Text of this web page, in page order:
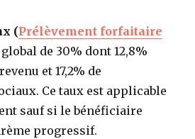
(Prélèvement forfaitaire
de 30% dont 12,8%
et 17,2% de
Ce taux est applicable
sauf si le bénéficiaire
progressif.